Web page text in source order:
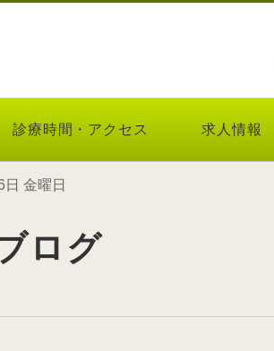
診療時間・アクセス 求人情報
金曜日
ログ